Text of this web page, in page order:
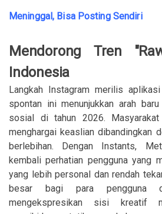
Meninggal, Bisa Posting Sendiri
Mendorong Tren
Indonesia
Langkah Instagram merilis
spontan ini menunjukkan arah
sosial di tahun 2026.
menghargai keaslian dibandingkan
berlebihan. Dengan Instants,
kembali perhatian pengguna yang
yang lebih personal dan rendah
besar bagi para pengguna
mengekspresikan sisi kreatif